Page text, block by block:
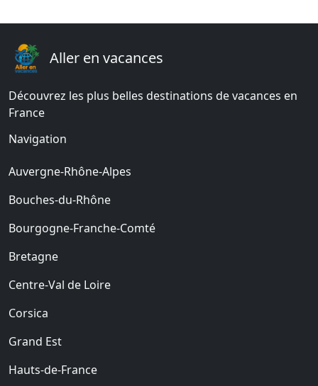
Aller en vacances
Découvrez les plus belles destinations de vacances en
France
Navigation
Auvergne-Rhône-Alpes
Bouches-du-Rhône
Bourgogne-Franche-Comté
Bretagne
Centre-Val de Loire
Corsica
Grand Est
Hauts-de-France